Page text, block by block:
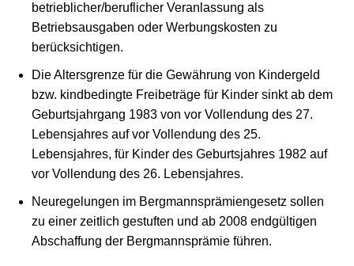
betrieblicher/beruflicher Veranlassung als
Betriebsausgaben oder Werbungskosten zu
berücksichtigen.
Die Altersgrenze für die Gewährung von Kindergeld
bzw. kindbedingte Freibeträge für Kinder sinkt ab dem
Geburtsjahrgang 1983 von vor Vollendung des 27.
Lebensjahres auf vor Vollendung des 25.
Lebensjahres, für Kinder des Geburtsjahres 1982 auf
vor Vollendung des 26. Lebensjahres.
Neuregelungen im Bergmannsprämiengesetz sollen
zu einer zeitlich gestuften und ab 2008 endgültigen
Abschaffung der Bergmannsprämie führen.